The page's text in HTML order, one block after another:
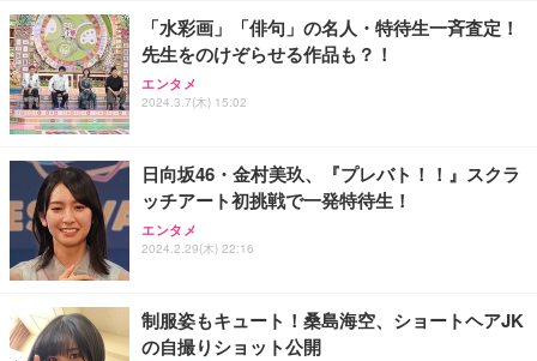
ョン PCチェア 通気性メッシュ ゲーミング/勉強/事
務用 おしゃれ パソコンチェア (ブラック)
Sezlife オフィスチェア デスクチェア 疲れない テレ
ワーク チェア 強化バックレスト 30度ロッキング機
能 人間工学 椅子 腰サポート 90度跳ね上げ式アーム
務用 おしゃれ パソコンチェア (ホワイト)
ANDWINT オフィスチェア デスクチェア 肘なし メ
ッシュ 通気性 ランバーサポート付き 腰サポート ガ
ス圧無段階昇降 360度回転 キャスター付き コンパク
【整備済み品】Dell E2724HS 27インチ 液晶モニタ
ー フルHD（1920×1080）VA 非光沢 HDMI/DisplayP
ort/VGA スピーカー内蔵 高さ調整 スイベル VESA対
【MiniLED/24.5inch/280Hz/FHD】GRAPHT THE S
HOOTER Gaming Monitor 24” Essential ゲーミン
グモニター QD 24.5インチ 1ms FHD 量子ドット 残
Smart Basic(スマートベーシック) 【Amazon.co.jp
限定】 Smart Basic アイリスオーヤマ ペットシーツ
超厚型 お徳用 ワイド 100枚入 (x 1) (ケース販売)
アイリスオーヤマ ペットシーツ 超厚型 お徳用 レギ
ュラー 200枚入【Amazon.co.jp限定】
「水彩画」「俳句」の名人・特待生一斉査定！
先生をのけぞらせる作品も？！
エンタメ
2024.3.7(木) 15:02
日向坂46・金村美玖、『プレバト！！』スクラ
ッチアート初挑戦で一発特待生！
エンタメ
2024.2.29(木) 22:16
制服姿もキュート！桑島海空、ショートヘアJK
の自撮りショット公開